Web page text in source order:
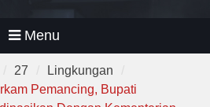
Menu
27
Lingkungan
Pemancing, Bupati